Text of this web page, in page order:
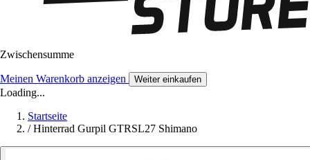
Zwischensumme
Meinen Warenkorb anzeigen Weiter einkaufen
Loading...
Startseite
/ Hinterrad Gurpil GTRSL27 Shimano